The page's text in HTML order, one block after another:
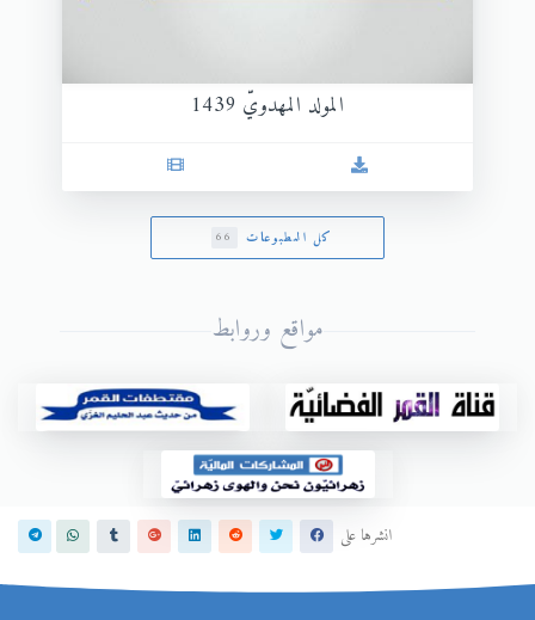
المولد المهدويّ 1439
كل المطبوعات 66
مواقع وروابط
انشرها على